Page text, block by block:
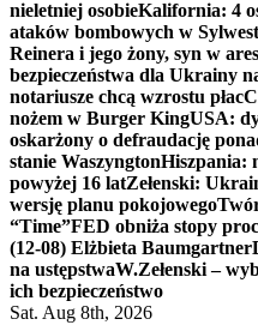
nieletniej osobieKalifornia: 4
ataków bombowych w
Reinera i jego żony, syn w
bezpieczeństwa dla Ukrainy
notariusze chcą wzrostu płac
nożem w Burger KingUSA:
oskarżony o defraudację
stanie WaszyngtonHiszpania:
powyżej 16 latZełenski:
wersję planu pokojowego
“Time”FED obniża stopy
(12-08) Elżbieta Baumgartner
na ustępstwaW.Zełenski –
ich bezpieczeństwo
Sat. Aug 8th, 2026